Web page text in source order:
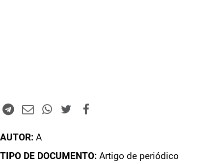
AUTOR: A
TIPO DE DOCUMENTO: Artigo de periódico